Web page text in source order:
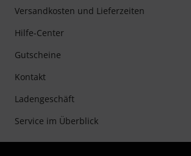
Versandkosten und Lieferzeiten
Hilfe-Center
Gutscheine
Kontakt
Ladengeschäft
Service im Überblick